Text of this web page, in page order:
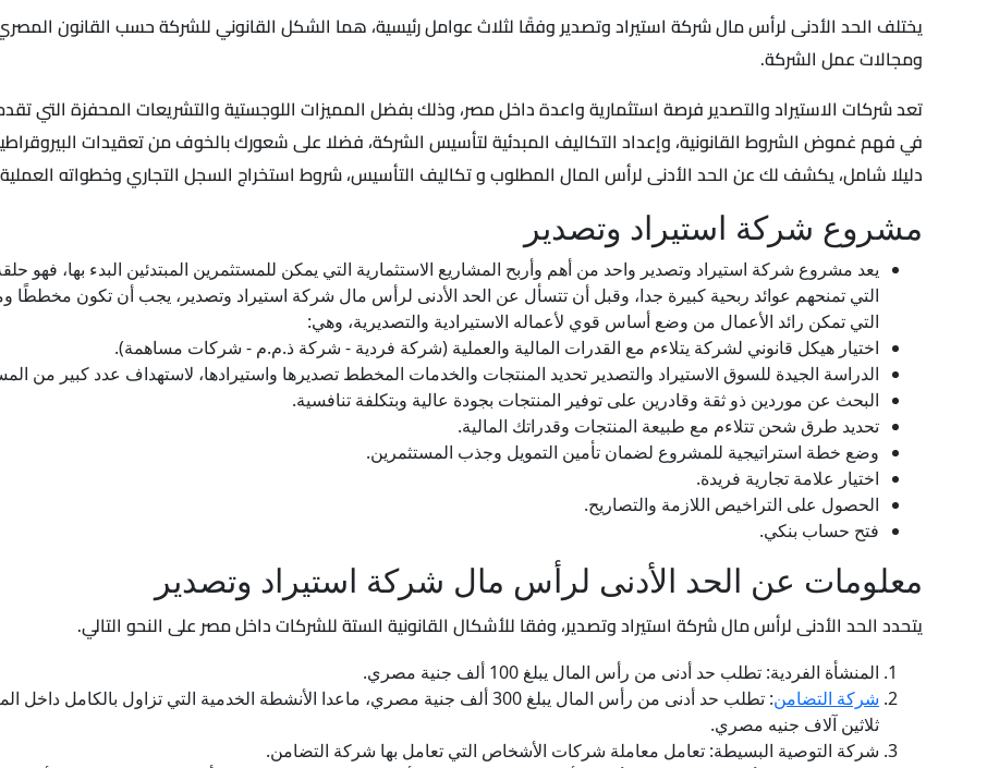
يختلف الحد الأدنى لرأس مال شركة استيراد وتصدير وفقًا لثلاث عوامل رئيسية، هما الشكل القانوني للشركة حسب القانون
ومجالات عمل الشركة.
تعد شركات الاستيراد والتصدير فرصة استثمارية واعدة داخل مصر، وذلك بفضل المميزات اللوجستية والتشريعات المحفزة التي
في فهم غموض الشروط القانونية، وإعداد التكاليف المبدئية لتأسيس الشركة، فضلا على شعورك بالخوف من تعقيدات
دليلا شامل، يكشف لك عن الحد الأدنى لرأس المال المطلوب و تكاليف التأسيس، شروط استخراج السجل التجاري وخطواته
مشروع شركة استيراد وتصدير
يعد مشروع شركة استيراد وتصدير واحد من أهم وأربح المشاريع الاستثمارية التي يمكن للمستثمرين المبتدئين البدء بها، فهو
التي تمنحهم عوائد ربحية كبيرة جدا، وقبل أن تتسأل عن الحد الأدنى لرأس مال شركة استيراد وتصدير، يجب أن تكون
التي تمكن رائد الأعمال من وضع أساس قوي لأعماله الاستيرادية والتصديرية، وهي:
اختيار هيكل قانوني لشركة يتلاءم مع القدرات المالية والعملية (شركة فردية - شركة ذ.م.م - شركات مساهمة).
الدراسة الجيدة للسوق الاستيراد والتصدير تحديد المنتجات والخدمات المخطط تصديرها واستيرادها، لاستهداف عدد كبير من
البحث عن موردين ذو ثقة وقادرين على توفير المنتجات بجودة عالية وبتكلفة تنافسية.
تحديد طرق شحن تتلاءم مع طبيعة المنتجات وقدراتك المالية.
وضع خطة استراتيجية للمشروع لضمان تأمين التمويل وجذب المستثمرين.
اختيار علامة تجارية فريدة.
الحصول على التراخيص اللازمة والتصاريح.
فتح حساب بنكي.
معلومات عن الحد الأدنى لرأس مال شركة استيراد وتصدير
يتحدد الحد الأدنى لرأس مال شركة استيراد وتصدير، وفقا للأشكال القانونية الستة للشركات داخل مصر على النحو التالي.
المنشأة الفردية: تطلب حد أدنى من رأس المال يبلغ 100 ألف جنية مصري.
شركة التضامن
: تطلب حد أدنى من رأس المال يبلغ 300 ألف جنية مصري، ماعدا الأنشطة الخدمية التي تزاول
ثلاثين آلاف جنيه مصري.
شركة التوصية البسيطة: تعامل معاملة شركات الأشخاص التي تعامل بها شركة التضامن.